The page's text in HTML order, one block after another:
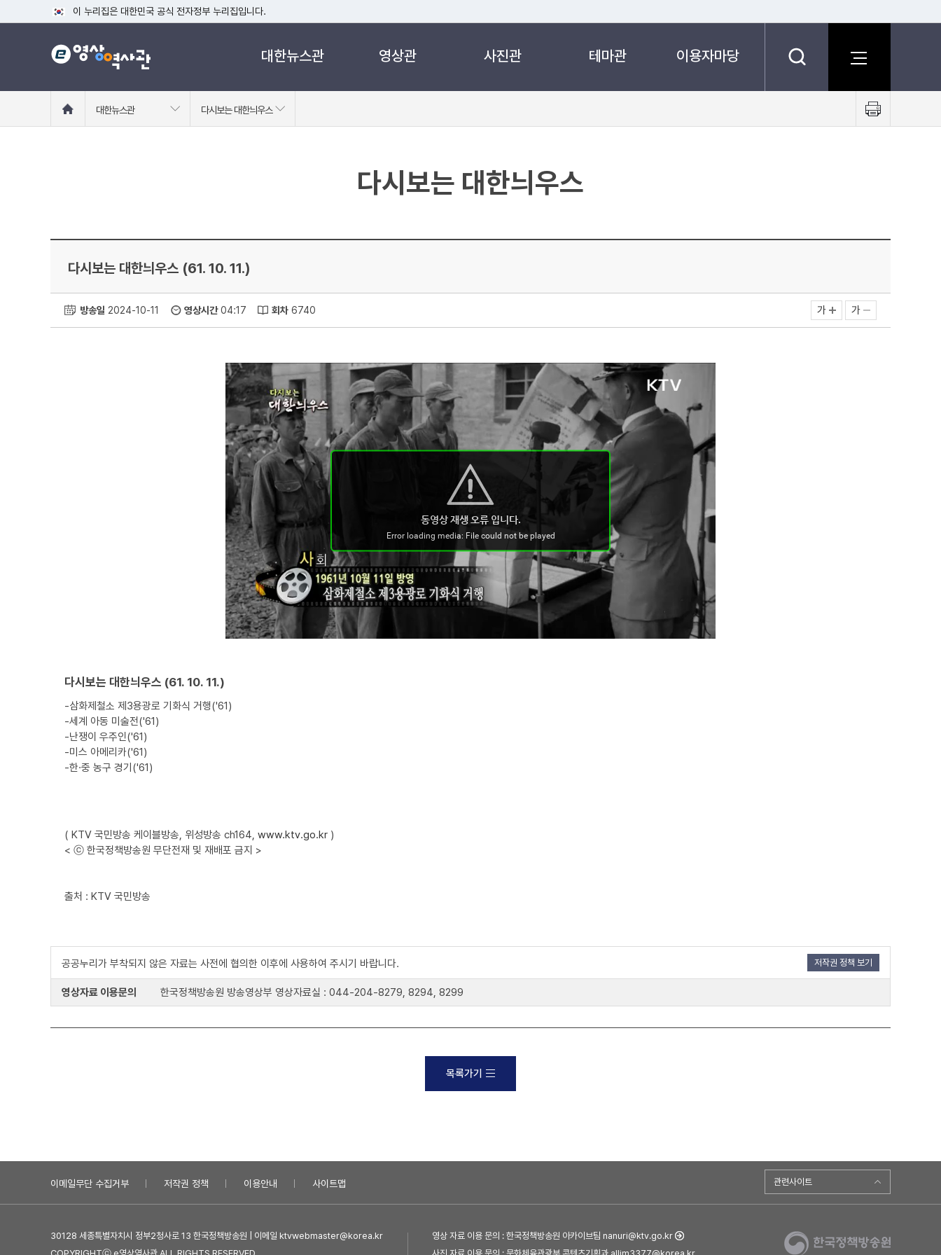
이 누리집은 대한민국 공식 전자정부 누리집입니다.
공식 누리집 주소 확인하기
go.kr 주소를 사용하는 누리집은 대한민국 정부기관이 관리하는 누리집입니다.
대한뉴스관 영상관 사진관 테마관 이용자마당
로
대한뉴스관 다시보는 대한늬우스
트
다시보는 대한늬우스
다시보는 대한늬우스 (61. 10. 11.)
방송일 2024-10-11 영상시간04:17 회차 6740 가 가
다시보는 대한늬우스 (61. 10. 11.)
-삼화제철소 제3용광로 기화식 거행('61)
-세계 아동 미술전('61)
-난쟁이 우주인('61)
-미스 아메리카('61)
-한·중 농구 경기('61)
( KTV 국민방송 케이블방송, 위성방송 ch164, www.ktv.go.kr )
< ⓒ 한국정책방송원 무단전재 및 재배포 금지 >
출처 : KTV 국민방송
공공누리가 부착되지 않은 자료는 사전에 협의한 이후에 사용하여 주시기 바랍니다. 저작권 정책 보기
영상자료 이용문의 한국정책방송원 방송영상부 영상자료실 : 044-204-8279, 8294, 8299
목록가기
이메일무단 수집거부 저작권 정책 이용안내 사이트맵 관련사이트
30128 세종특별자치시 정부2청사로 13 한국정책방송원 | 이메일 ktvwebmaster@korea.kr
영상 자료 이용 문의 : 한국정책방송원 아카이브팀 nanuri@ktv.go.kr